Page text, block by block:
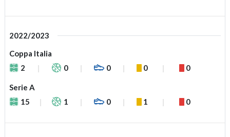
2022/2023
Coppa Italia
2
0 0 0 0
Serie A
15
1 0 1 0